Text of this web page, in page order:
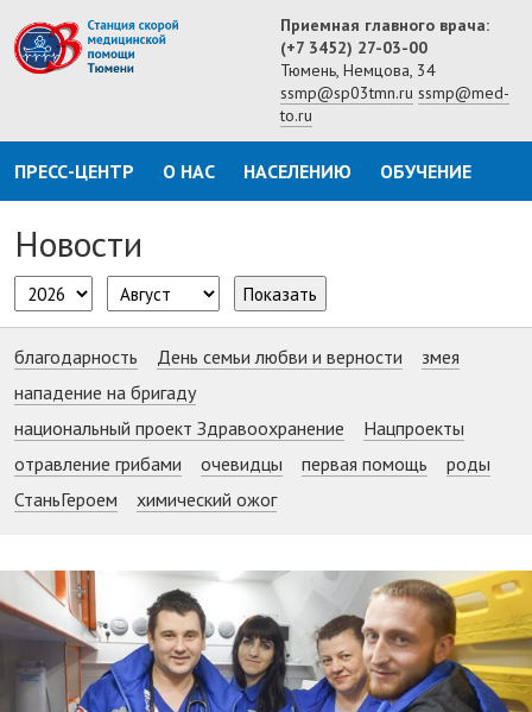
Приемная главного врача:
(+7 3452) 27-03-00
Тюмень, Немцова, 34
ssmp@sp03tmn.ru ssmp@med-
to.ru
ПРЕСС-ЦЕНТР О НАС НАСЕЛЕНИЮ ОБУЧЕНИЕ
Новости
Показать
благодарность День семьи любви и верности
змея
нападение на бригаду
национальный проект Здравоохранение
Нацпроекты
отравление грибами
очевидцы первая помощь
роды
СтаньГероем
химический ожог